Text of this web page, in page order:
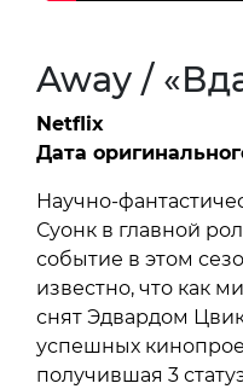
Away /
Netflix
Дата
Научно-
Суонк в главной
событие в этом
известно, что как
снят Эдвардом
успешных
получившая 3